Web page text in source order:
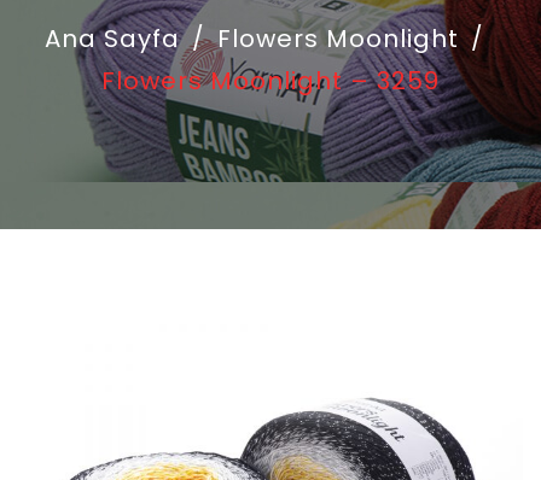
Ana Sayfa / Flowers Moonlight /
Flowers Moonlight – 3259